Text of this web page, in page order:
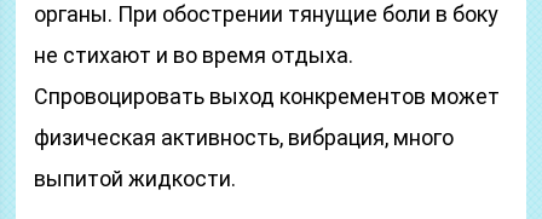
органы. При обострении тянущие боли в боку
не стихают и во время отдыха.
Спровоцировать выход конкрементов может
физическая активность, вибрация, много
выпитой жидкости.